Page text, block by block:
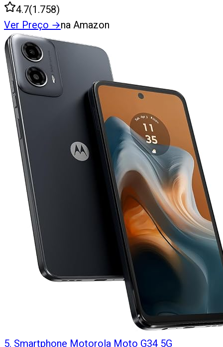
4.7(1.758)
Ver Preço →na Amazon
5. Smartphone Motorola Moto G34 5G